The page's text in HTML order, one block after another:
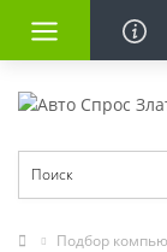
Подбор